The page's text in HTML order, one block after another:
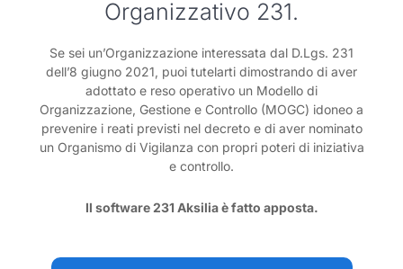
Organizzativo 231.
Se sei un’Organizzazione interessata dal D.Lgs. 231
dell’8 giugno 2021, puoi tutelarti dimostrando di aver
adottato e reso operativo un Modello di
Organizzazione, Gestione e Controllo (MOGC) idoneo a
prevenire i reati previsti nel decreto e di aver nominato
un Organismo di Vigilanza con propri poteri di iniziativa
e controllo.
Il software 231 Aksilia è fatto apposta.